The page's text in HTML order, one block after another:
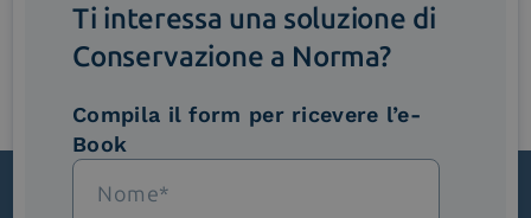
Ti interessa una soluzione di
Conservazione a Norma?
Compila il form per ricevere l’e-
Book